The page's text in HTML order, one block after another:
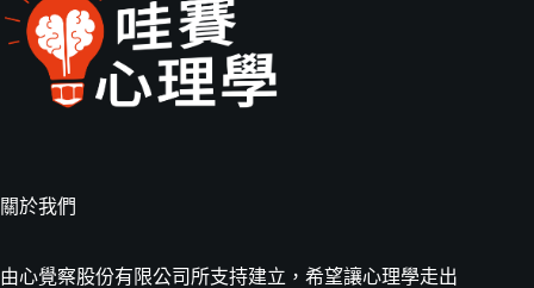
關於我們
由心覺察股份有限公司所支持建立，希望讓心理學走出